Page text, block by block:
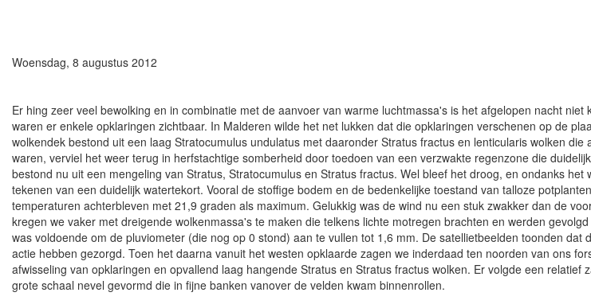
Woensdag, 8 augustus 2012
Er hing zeer veel bewolking en in combinatie met de aanvoer van warme luchtmassa's is het afgelopen nacht
waren er enkele opklaringen zichtbaar. In Malderen wilde het net lukken dat die opklaringen verschenen op de
wolkendek bestond uit een laag Stratocumulus undulatus met daaronder Stratus fractus en lenticularis wolken
waren, verviel het weer terug in herfstachtige somberheid door toedoen van een verzwakte regenzone die
bestond nu uit een mengeling van Stratus, Stratocumulus en Stratus fractus. Wel bleef het droog, en ondanks
tekenen van een duidelijk watertekort. Vooral de stoffige bodem en de bedenkelijke toestand van talloze
temperaturen achterbleven met 21,9 graden als maximum. Gelukkig was de wind nu een stuk zwakker dan de
kregen we vaker met dreigende wolkenmassa's te maken die telkens lichte motregen brachten en werden
was voldoende om de pluviometer (die nog op 0 stond) aan te vullen tot 1,6 mm. De satellietbeelden toonden
actie hebben gezorgd. Toen het daarna vanuit het westen opklaarde zagen we inderdaad ten noorden van ons
afwisseling van opklaringen en opvallend laag hangende Stratus en Stratus fractus wolken. Er volgde een
grote schaal nevel gevormd die in fijne banken vanover de velden kwam binnenrollen.